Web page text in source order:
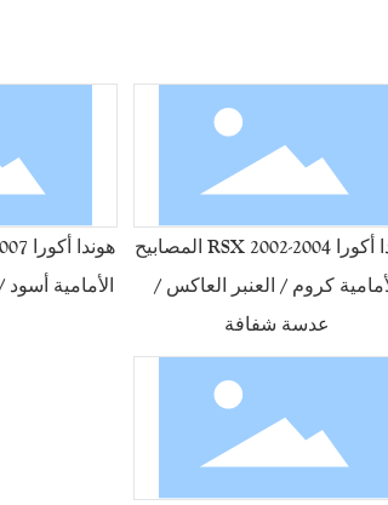
هوندا أكورا RSX 2002-2004 المصابيح
كروم / العنبر العاكس /
عدسة شفافة
الأمامية